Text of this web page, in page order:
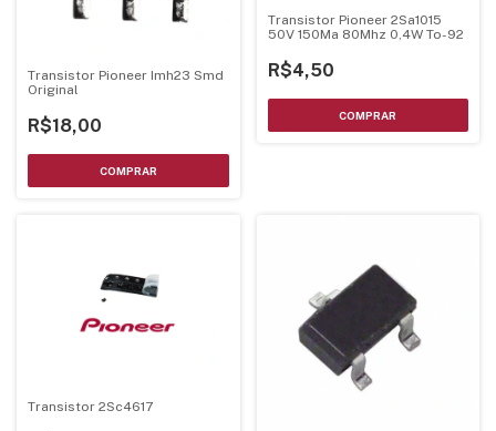
Transistor Pioneer Imh23 Smd
Original
R$18,00
Transistor Pioneer 2Sa1015
50V 150Ma 80Mhz 0,4W To-92
R$4,50
Transistor 2Sc4617